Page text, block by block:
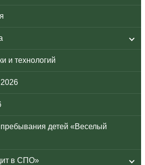
и технологий
детей «Веселый
в СПО»